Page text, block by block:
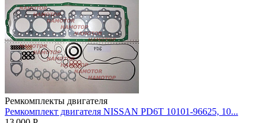
Ремкомплекты двигателя
Ремкомплект двигателя NISSAN PD6T 10101-96625, 10...